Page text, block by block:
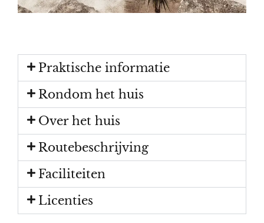
Praktische informatie
Rondom het huis
Over het huis
Routebeschrijving
Faciliteiten
Licenties